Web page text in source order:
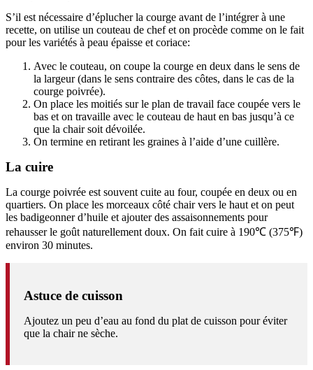
S’il est nécessaire d’éplucher la courge avant de l’intégrer à une
recette, on utilise un couteau de chef et on procède comme on le fait
pour les variétés à peau épaisse et coriace:
Avec le couteau, on coupe la courge en deux dans le sens de
la largeur (dans le sens contraire des côtes, dans le cas de la
courge poivrée).
On place les moitiés sur le plan de travail face coupée vers le
bas et on travaille avec le couteau de haut en bas jusqu’à ce
que la chair soit dévoilée.
On termine en retirant les graines à l’aide d’une cuillère.
La cuire
La courge poivrée est souvent cuite au four, coupée en deux ou en
quartiers. On place les morceaux côté chair vers le haut et on peut
les badigeonner d’huile et ajouter des assaisonnements pour
rehausser le goût naturellement doux. On fait cuire à 190℃ (375℉)
environ 30 minutes.
Astuce de cuisson
Ajoutez un peu d’eau au fond du plat de cuisson pour éviter
que la chair ne sèche.